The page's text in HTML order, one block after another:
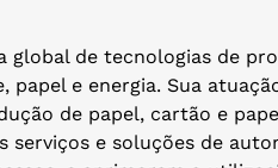
global de tecnologias de
papel e energia. Sua
de papel, cartão e
serviços e soluções de